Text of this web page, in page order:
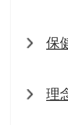
保
理